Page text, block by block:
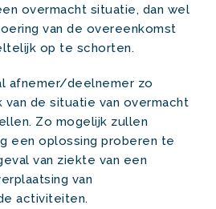
overmacht situatie, dan wel
van de overeenkomst
op te schorten.
afnemer/deelnemer zo
van de situatie van overmacht
Zo mogelijk zullen
een oplossing proberen te
van ziekte van een
van
activiteiten.